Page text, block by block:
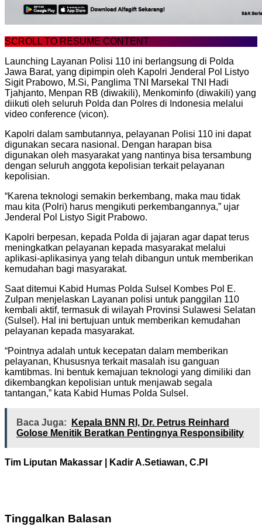
SCROLL TO RESUME CONTENT
Launching Layanan Polisi 110 ini berlangsung di Polda
Jawa Barat, yang dipimpin oleh Kapolri Jenderal Pol Listyo
Sigit Prabowo, M.Si, Panglima TNI Marsekal TNI Hadi
Tjahjanto, Menpan RB (diwakili), Menkominfo (diwakili) yang
diikuti oleh seluruh Polda dan Polres di Indonesia melalui
video conference (vicon).
Kapolri dalam sambutannya, pelayanan Polisi 110 ini dapat
digunakan secara nasional. Dengan harapan bisa
digunakan oleh masyarakat yang nantinya bisa tersambung
dengan seluruh anggota kepolisian terkait pelayanan
kepolisian.
“Karena teknologi semakin berkembang, maka mau tidak
mau kita (Polri) harus mengikuti perkembangannya,” ujar
Jenderal Pol Listyo Sigit Prabowo.
Kapolri berpesan, kepada Polda di jajaran agar dapat terus
meningkatkan pelayanan kepada masyarakat melalui
aplikasi-aplikasinya yang telah dibangun untuk memberikan
kemudahan bagi masyarakat.
Saat ditemui Kabid Humas Polda Sulsel Kombes Pol E.
Zulpan menjelaskan Layanan polisi untuk panggilan 110
kembali aktif, termasuk di wilayah Provinsi Sulawesi Selatan
(Sulsel). Hal ini bertujuan untuk memberikan kemudahan
pelayanan kepada masyarakat.
“Pointnya adalah untuk kecepatan dalam memberikan
pelayanan, Khususnya terkait masalah isu ganguan
kamtibmas. Ini bentuk kemajuan teknologi yang dimiliki dan
dikembangkan kepolisian untuk menjawab segala
tantangan,” kata Kabid Humas Polda Sulsel.
Baca Juga:
Kepala BNN RI, Dr. Petrus Reinhard
Golose Menitik Beratkan Pentingnya Responsibility
Tim Liputan Makassar | Kadir A.Setiawan, C.PI
Tinggalkan Balasan